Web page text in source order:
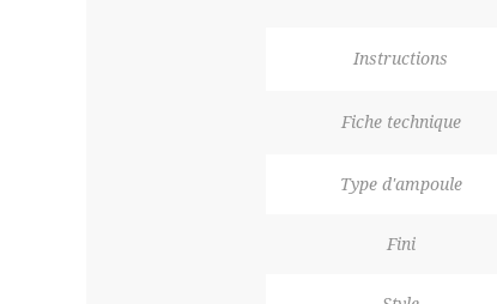
Instructions
Fiche technique
Type d'ampoule
Fini